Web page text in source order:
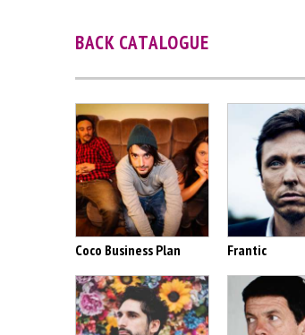
BACK CATALOGUE
Coco Business Plan Frantic